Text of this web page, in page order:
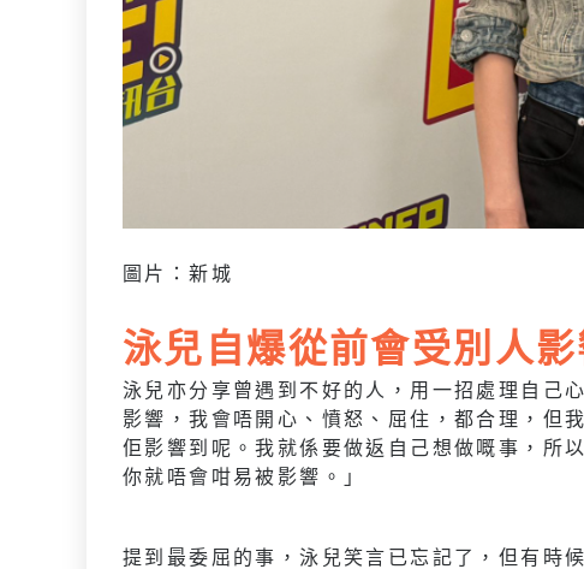
圖片：新城
泳兒自爆從前會受別人
泳兒亦分享曾遇到不好的人，用一招處理自己
影響，我會唔開心、憤怒、屈住，都合理，但
佢影響到呢。我就係要做返自己想做嘅事，所
你就唔會咁易被影響。」
提到最委屈的事，泳兒笑言已忘記了，但有時